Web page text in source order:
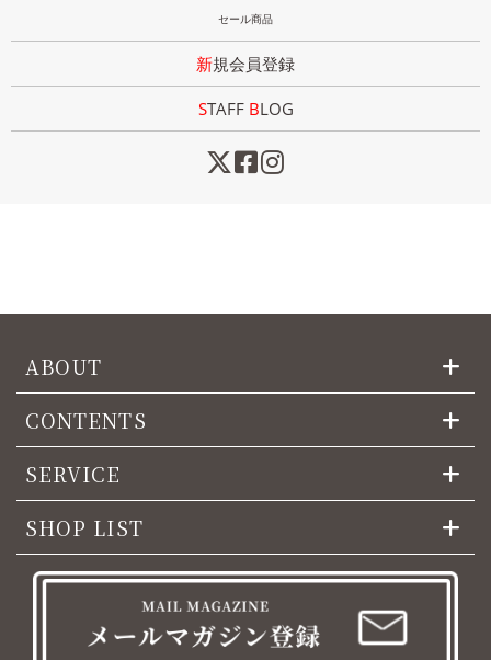
セール商品
新規会員登録
STAFF BLOG
ABOUT
CONTENTS
SERVICE
SHOP LIST